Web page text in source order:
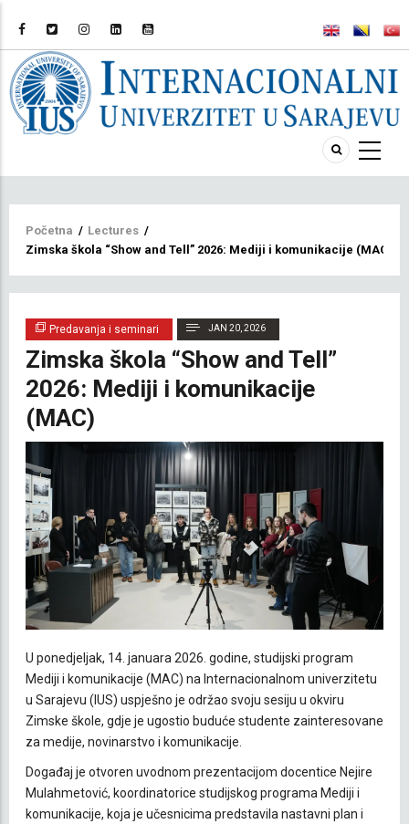
Breadcrumb
Početna / Lectures /
Zimska škola “Show and Tell” 2026: Mediji i komunikacije (MAC)
Predavanja i seminari JAN 20, 2026
Zimska škola “Show and Tell”
2026: Mediji i komunikacije
(MAC)
U ponedjeljak, 14. januara 2026. godine, studijski program
Mediji i komunikacije (MAC) na Internacionalnom univerzitetu
u Sarajevu (IUS) uspješno je održao svoju sesiju u okviru
Zimske škole, gdje je ugostio buduće studente zainteresovane
za medije, novinarstvo i komunikacije.
Događaj je otvoren uvodnom prezentacijom docentice Nejire
Mulahmetović, koordinatorice studijskog programa Mediji i
komunikacije, koja je učesnicima predstavila nastavni plan i